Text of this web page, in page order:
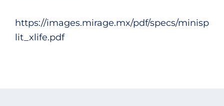
https://images.mirage.mx/pdf/specs/minisp
lit_xlife.pdf